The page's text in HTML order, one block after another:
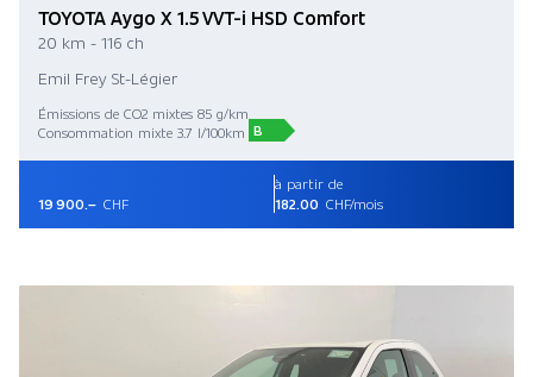
TOYOTA Aygo X 1.5 VVT-i HSD Comfort
20 km - 116 ch
Emil Frey St-Légier
Émissions de CO2 mixtes 85 g/km
Consommation mixte 3.7 l/100km B
19 900.– CHF
à partir de
182.00 CHF/mois